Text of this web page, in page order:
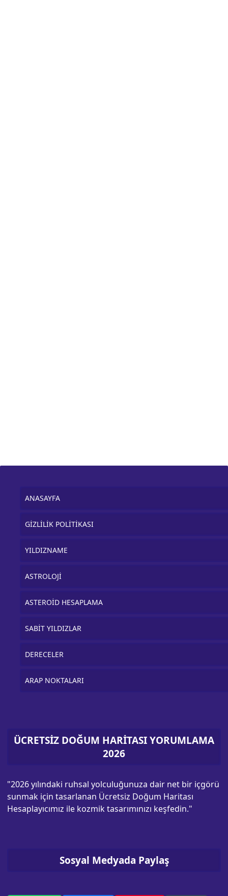
ANASAYFA
GİZLİLİK POLİTİKASI
YILDIZNAME
ASTROLOJİ
ASTEROİD HESAPLAMA
SABİT YILDIZLAR
DERECELER
ARAP NOKTALARI
ÜCRETSİZ DOĞUM HARİTASI YORUMLAMA
2026
"2026 yılındaki ruhsal yolculuğunuza dair net bir içgörü
sunmak için tasarlanan Ücretsiz Doğum Haritası
Hesaplayıcımız ile kozmik tasarımınızı keşfedin."
Sosyal Medyada Paylaş